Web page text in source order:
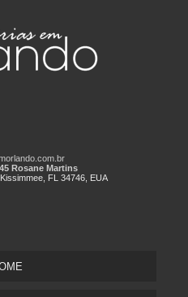
Rosane Martins
FL 34746, EUA